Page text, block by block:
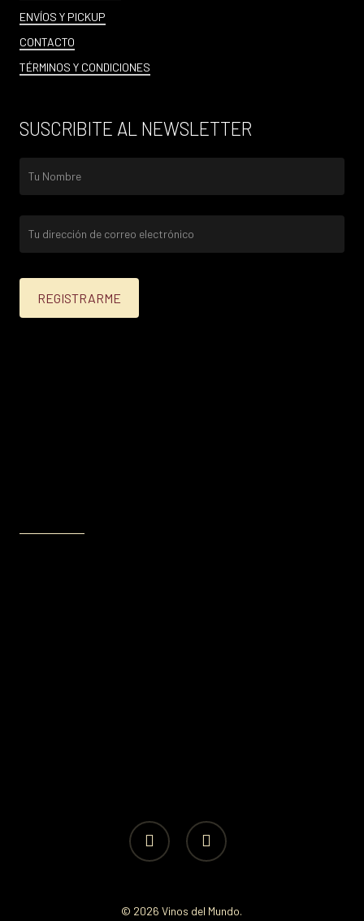
ENVÍOS Y PICKUP
CONTACTO
TÉRMINOS Y CONDICIONES
SUSCRIBITE AL NEWSLETTER
facebook instagram
© 2026 Vinos del Mundo.